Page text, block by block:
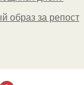
образ за репост